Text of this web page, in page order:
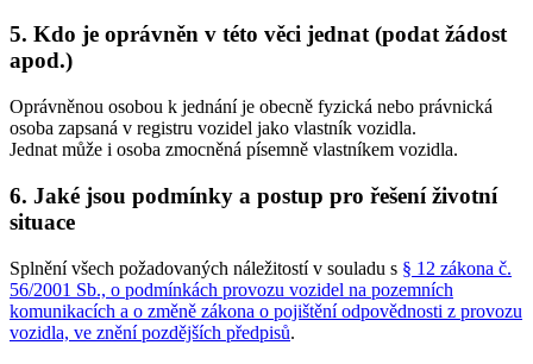
5. Kdo je oprávněn v této věci jednat (podat žádost
apod.)
Oprávněnou osobou k jednání je obecně fyzická nebo právnická
osoba zapsaná v registru vozidel jako vlastník vozidla.
Jednat může i osoba zmocněná písemně vlastníkem vozidla.
6. Jaké jsou podmínky a postup pro řešení životní
situace
Splnění všech požadovaných náležitostí v souladu s § 12 zákona č.
56/2001 Sb., o podmínkách provozu vozidel na pozemních
komunikacích a o změně zákona o pojištění odpovědnosti z provozu
vozidla, ve znění pozdějších předpisů.